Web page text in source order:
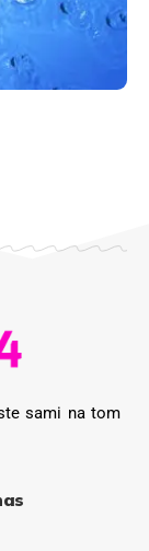
sami na tom